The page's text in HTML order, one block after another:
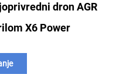
dron AGR
X6 Power